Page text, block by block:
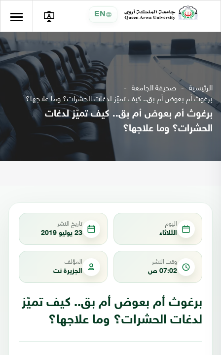
EN
الرئيسية صحيفة الجامعة
برغوث أم بعوض أم بق.. كيف تميّز لدغات الحشرات؟ وما علاجها؟
برغوث أم بعوض أم بق.. كيف تميّز لدغات
الحشرات؟ وما علاجها؟
اليوم
الثلاثاء
تاريخ النشر
23 يوليو 2019
وقت النشر
07:02 ص
المؤلف
الجزيرة نت
برغوث أم بعوض أم بق.. كيف تميّز
لدغات الحشرات؟ وما علاجها؟